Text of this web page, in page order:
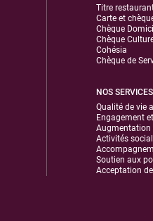
Titre
Carte et
Chèque
Chèque
Cohésia
Chèque de
NOS
Qualité de vie
Engagement
Augmentation
Activités
Soutien aux
Acceptation